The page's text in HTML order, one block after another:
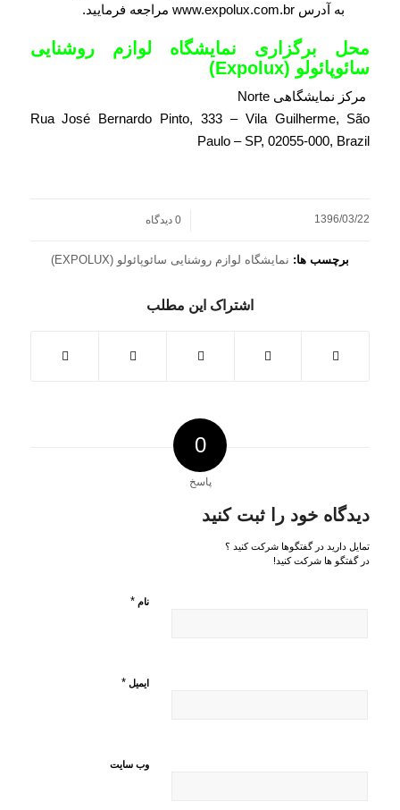
به آدرسwww.expolux.com.br مراجعه فرمایید.
محل برگزاری نمایشگاه لوازم روشنایی
سائوپائولو (Expolux)
مرکز نمایشگاهی Norte
Rua José Bernardo Pinto, 333 – Vila Guilherme, São
Paulo – SP, 02055-000, Brazil
1396/03/22 0 دیدگاه
برچسب ها: نمایشگاه لوازم روشنایی سائوپائولو (EXPOLUX)
اشتراک این مطلب
0
پاسخ
دیدگاه خود را ثبت کنید
تمایل دارید در گفتگوها شرکت کنید ؟
در گفتگو ها شرکت کنید!
نام *
ایمیل *
وب‌ سایت